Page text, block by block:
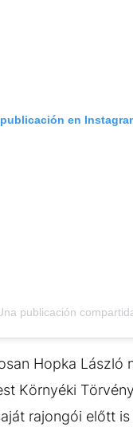
en
publicación
Hopka László
Környéki
rajongói előtt